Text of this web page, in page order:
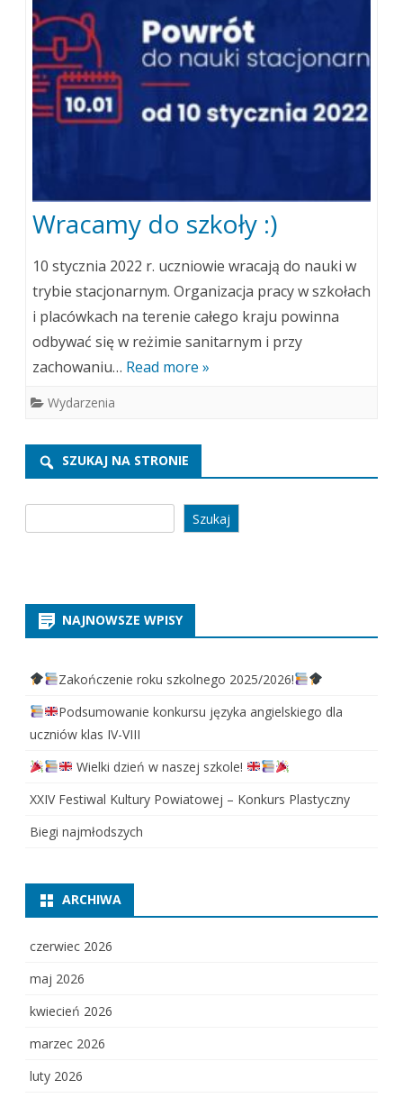
Wracamy do szkoły :)
10 stycznia 2022 r. uczniowie wracają do nauki w
trybie stacjonarnym. Organizacja pracy w szkołach
i placówkach na terenie całego kraju powinna
odbywać się w reżimie sanitarnym i przy
zachowaniu… Read more »
Wydarzenia
SZUKAJ NA STRONIE
Szukaj
NAJNOWSZE WPISY
Zakończenie roku szkolnego 2025/2026!
Podsumowanie konkursu języka angielskiego dla
uczniów klas IV-VIII
Wielki dzień w naszej szkole!
XXIV Festiwal Kultury Powiatowej – Konkurs Plastyczny
Biegi najmłodszych
ARCHIWA
czerwiec 2026
maj 2026
kwiecień 2026
marzec 2026
luty 2026